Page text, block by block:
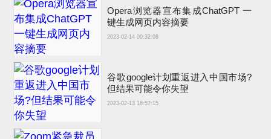
Opera浏览器宣布集成ChatGPT 一
键生成网页内容摘要
2023-02-14 00:32:08
谷歌google计划重返进入中国市场?
但结果可能令你失望
2023-02-13 16:57:15